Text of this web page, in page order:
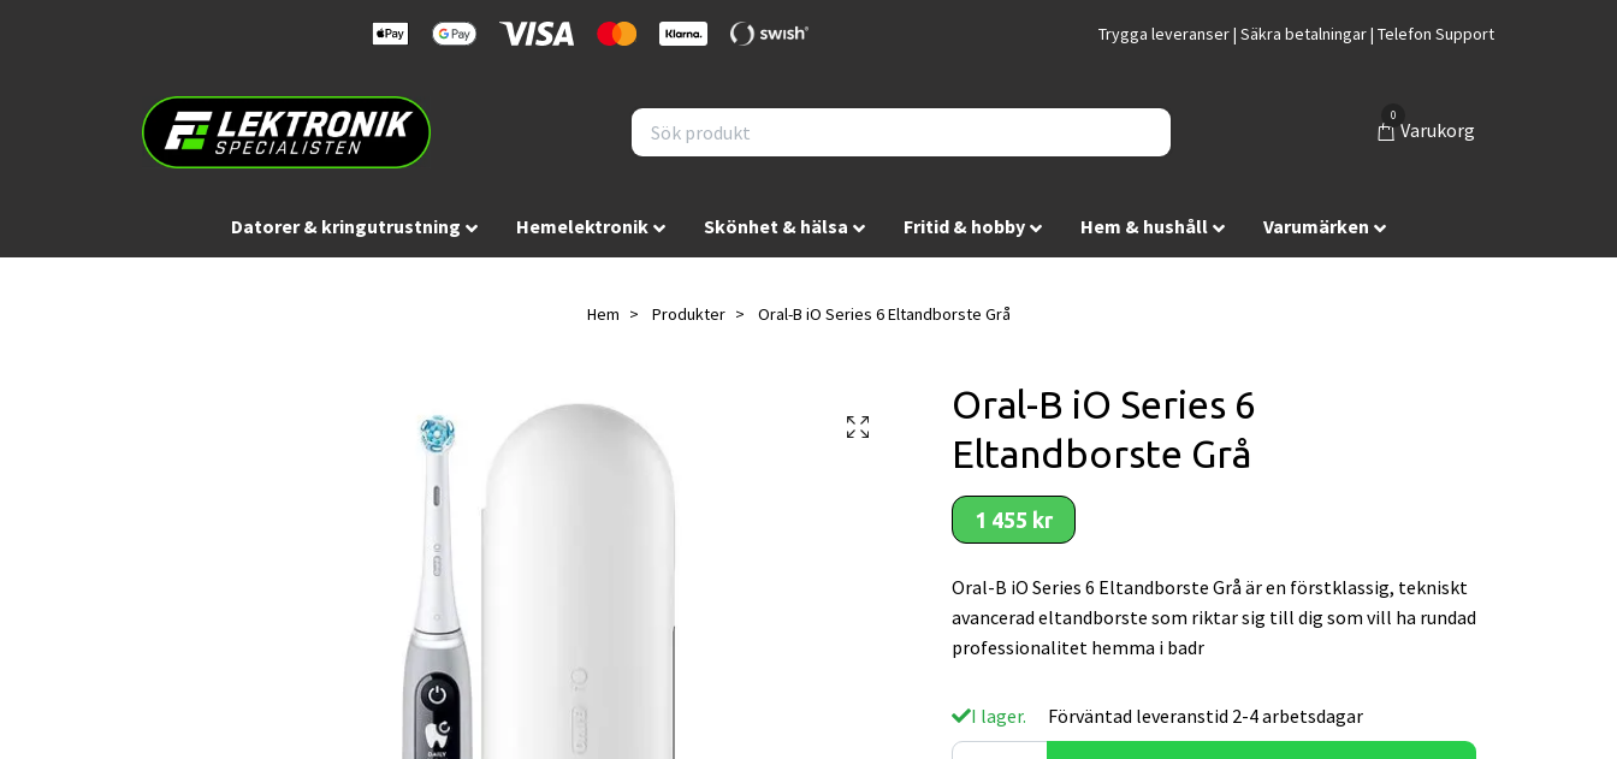
Trygga leveranser | Säkra betalningar | Telefon Support
0
Varukorg
Datorer & kringutrustning Hemelektronik Skönhet & hälsa Fritid & hobby Hem & hushåll Varumärken
Hem Produkter Oral-B iO Series 6 Eltandborste Grå
Oral-B iO Series 6
Eltandborste Grå
1 455 kr
Oral-B iO Series 6 Eltandborste Grå är en förstklassig, tekniskt
avancerad eltandborste som riktar sig till dig som vill ha rundad
professionalitet hemma i badr
I lager. Förväntad leveranstid 2-4 arbetsdagar